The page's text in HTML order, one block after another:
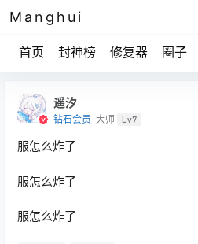
Manghui
首页 封神榜 修复器 圈子
遥汐
钻石会员 大师 Lv7
服怎么炸了
服怎么炸了
服怎么炸了